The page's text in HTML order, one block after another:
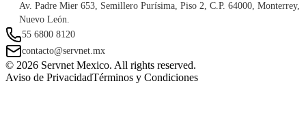
Av. Padre Mier 653, Semillero Purísima, Piso 2, C.P. 64000, Monterrey,
Nuevo León.
55 6800 8120
contacto@servnet.mx
© 2026 Servnet Mexico. All rights reserved.
Aviso de PrivacidadTérminos y Condiciones